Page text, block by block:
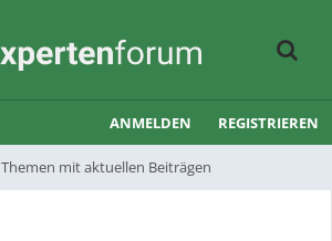
Themen mit aktuellen Beiträgen
ANMELDEN REGISTRIEREN